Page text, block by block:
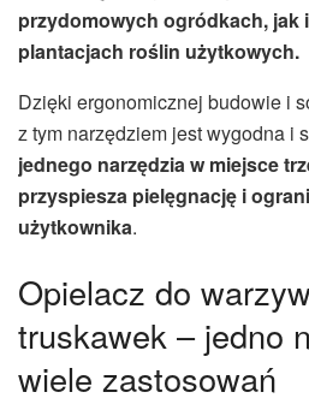
przydomowych ogródkach, jak
plantacjach roślin użytkowych.
Dzięki ergonomicznej budowie i
z tym narzędziem jest wygodna i
jednego narzędzia w miejsce
przyspiesza pielęgnację i
użytkownika.
Opielacz do
truskawek – jedno
wiele zastosowań